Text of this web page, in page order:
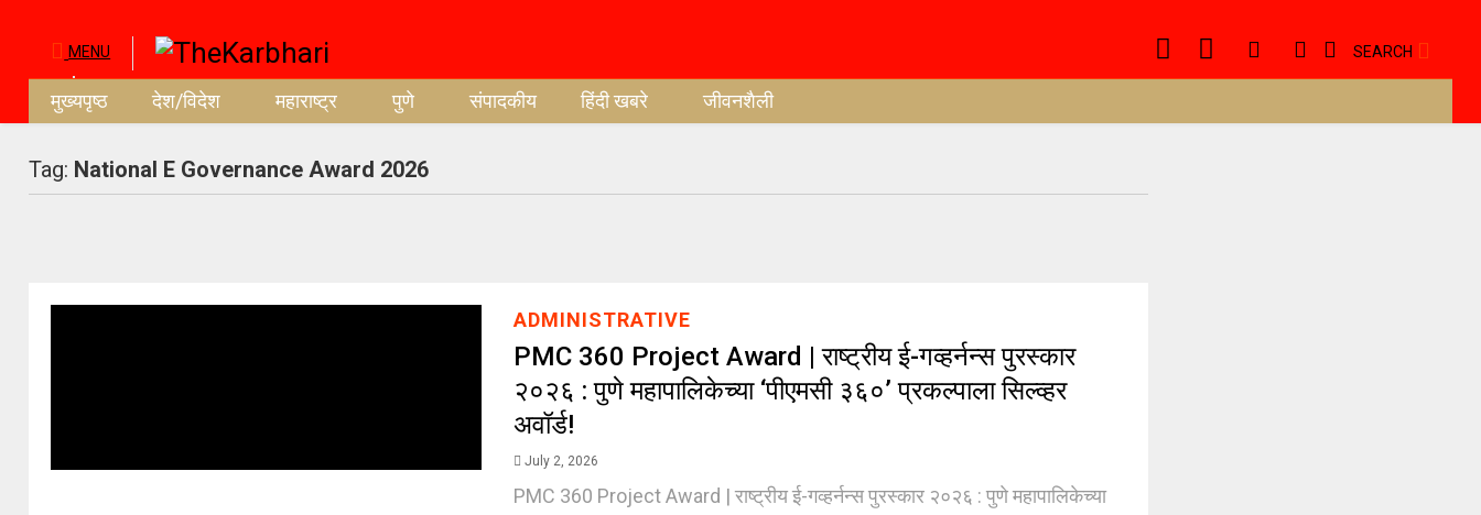
MENU SEARCH
मुख्यपृष्ठ देश/विदेश महाराष्ट्र पुणे संपादकीय हिंदी खबरे जीवनशैली
Tag: National E Governance Award 2026
ADMINISTRATIVE
PMC 360 Project Award | राष्ट्रीय ई-गव्हर्नन्स पुरस्कार
२०२६ : पुणे महापालिकेच्या ‘पीएमसी ३६०’ प्रकल्पाला सिल्व्हर
अवॉर्ड!
July 2, 2026
PMC 360 Project Award | राष्ट्रीय ई-गव्हर्नन्स पुरस्कार २०२६ : पुणे महापालिकेच्या